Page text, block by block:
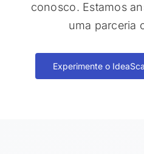
conosco. Estamos
uma parceria
Experimente o